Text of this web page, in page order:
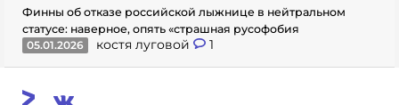
Финны об отказе российской лыжнице в нейтральном
статусе: наверное, опять «страшная русофобия
05.01.2026
костя луговой 1